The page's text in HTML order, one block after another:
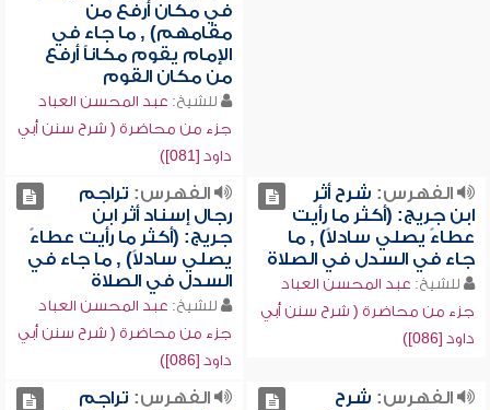
في مكان أرفع من
مقامهم) , ما جاء في
الإمام يقوم مكاناً أرفع
من مكان القوم
للشيخ: عبد المحسن العباد
جزء من محاضرة ( شرح سنن أبي
داود [081])
الفهرس: شرح أثر
ابن جريج: (أكثر ما رأيت
عطاءً يصلي سادلاً) , ما
جاء في السدل في الصلاة
للشيخ: عبد المحسن العباد
جزء من محاضرة ( شرح سنن أبي
داود [086])
الفهرس: تراجم
رجال إسناد أثر ابن
جريج: (أكثر ما رأيت عطاءً
يصلي سادلاً) , ما جاء في
السدل في الصلاة
للشيخ: عبد المحسن العباد
جزء من محاضرة ( شرح سنن أبي
داود [086])
الفهرس: شرح
الفهرس: تراجم